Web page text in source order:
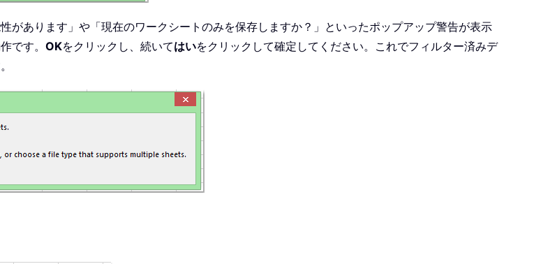
があります」や「現在のワークシートのみを保存しますか？」といったポップアップ警告が表示
です。 OKをクリックし、続いてはいをクリックして確定してください。これでフィルター済みデ